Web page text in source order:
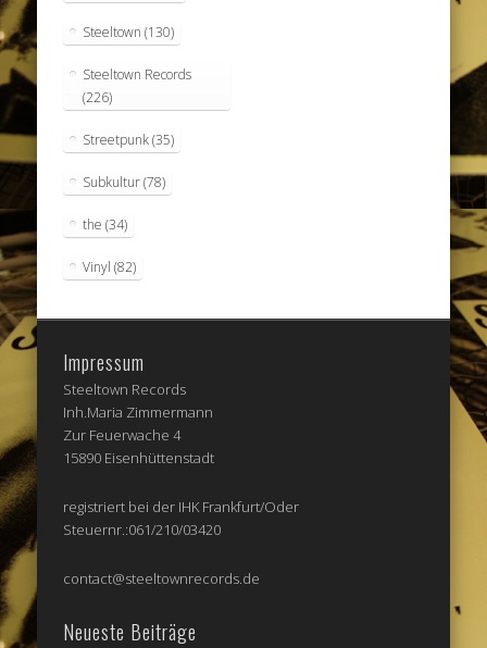
Steeltown (130)
Steeltown Records
(226)
Streetpunk(35)
Subkultur(78)
the (34)
Vinyl (82)
Impressum
Steeltown Records
Inh.Maria Zimmermann
Zur Feuerwache 4
15890 Eisenhüttenstadt
registriert bei der IHK Frankfurt/Oder
Steuernr.:061/210/03420
contact@steeltownrecords.de
Neueste Beiträge